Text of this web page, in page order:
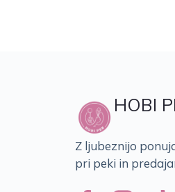
HOBI
Z ljubeznijo
pri peki in